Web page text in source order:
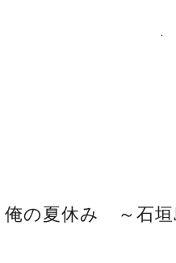
の夏休み ～石垣